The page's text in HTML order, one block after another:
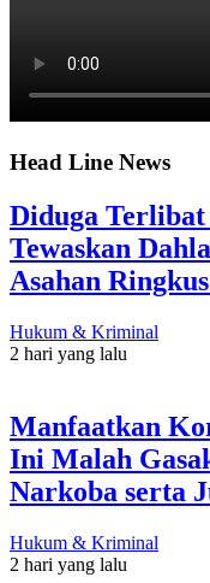
Head Line News
Diduga Terlibat
Tewaskan
Asahan
Hukum & Kriminal
2 hari yang lalu
Manfaatkan
Ini Malah
Narkoba serta
Hukum & Kriminal
2 hari yang lalu